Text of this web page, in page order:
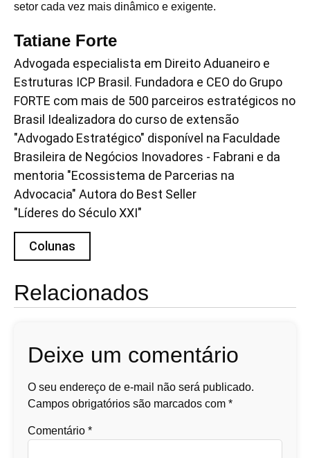
setor cada vez mais dinâmico e exigente.
Tatiane Forte
Advogada especialista em Direito Aduaneiro e
Estruturas ICP Brasil. Fundadora e CEO do Grupo
FORTE com mais de 500 parceiros estratégicos no
Brasil Idealizadora do curso de extensão
"Advogado Estratégico" disponível na Faculdade
Brasileira de Negócios Inovadores - Fabrani e da
mentoria "Ecossistema de Parcerias na
Advocacia" Autora do Best Seller
"Líderes do Século XXI"
Colunas
Relacionados
Deixe um comentário
O seu endereço de e-mail não será publicado.
Campos obrigatórios são marcados com *
Comentário *